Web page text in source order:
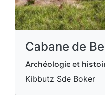
Cabane de
Archéologie et
Kibbutz Sde Boker